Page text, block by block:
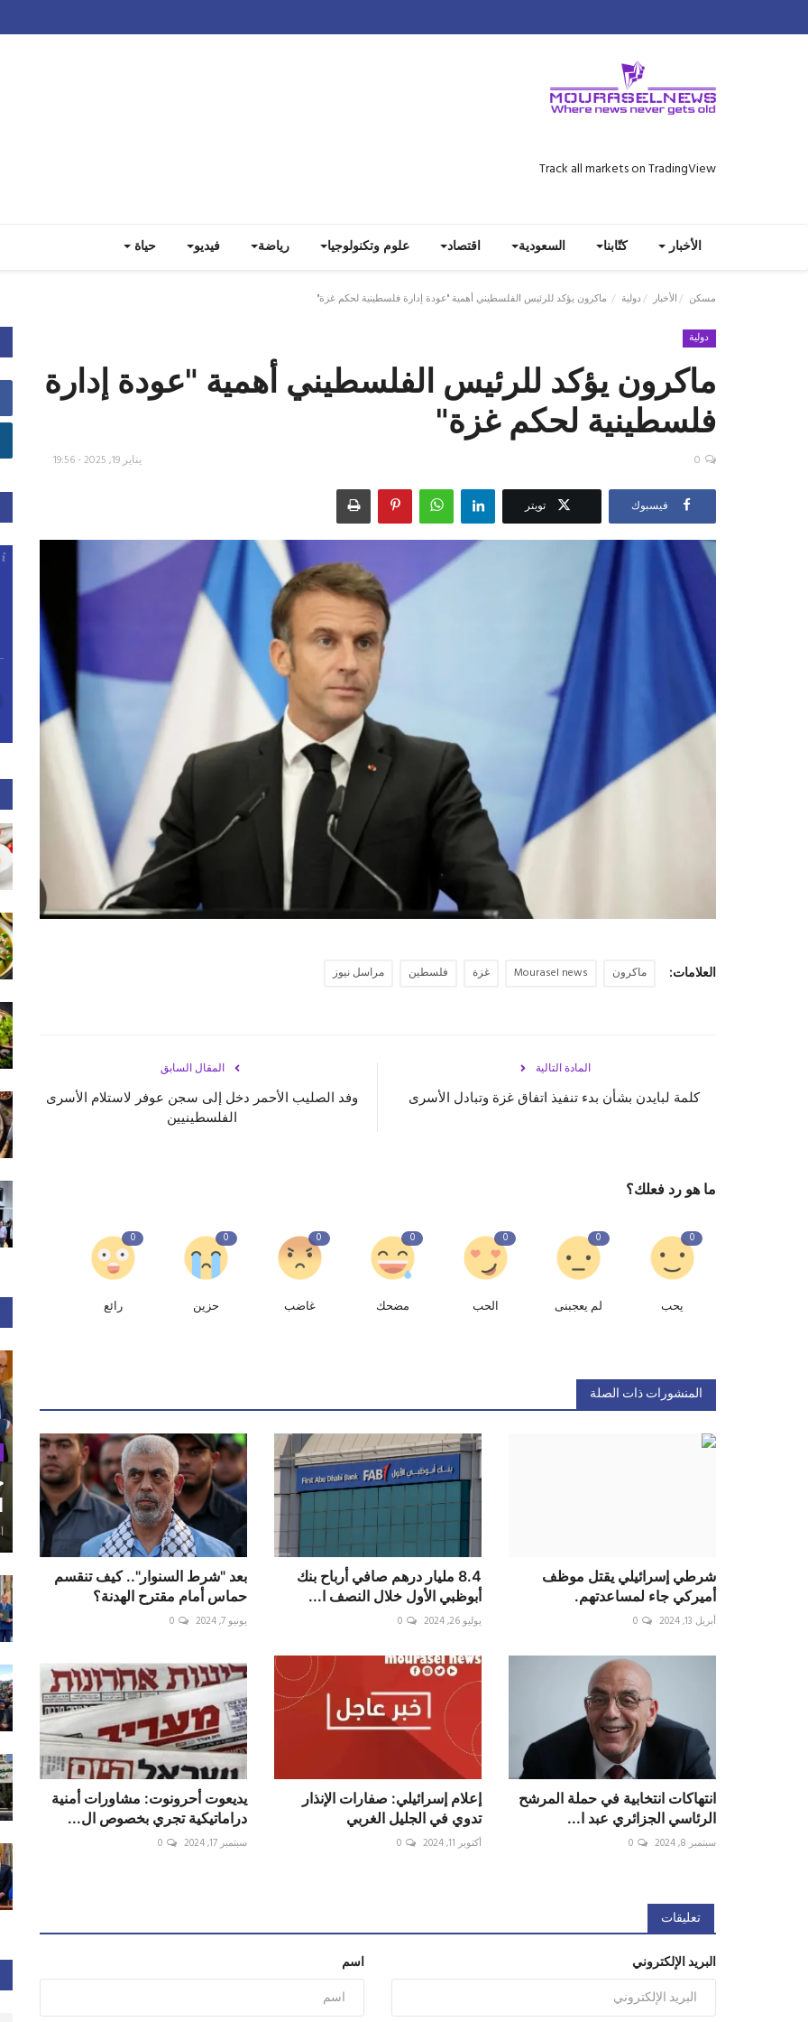
Track all markets on TradingView
الأخبار كتّابنا السعودية اقتصاد علوم وتكنولوجيا رياضة فيديو حياة
مسكن الأخبار دولية ماكرون يؤكد للرئيس الفلسطيني أهمية "عودة إدارة فلسطينية لحكم غزة"
دولية
ماكرون يؤكد للرئيس الفلسطيني أهمية "عودة إدارة
فلسطينية لحكم غزة"
يناير 19, 2025 - 19:56 0
فيسبوك تويتر
العلامات: ماكرون Mourasel news غزة فلسطين مراسل نيوز
المقال السابق
وفد الصليب الأحمر دخل إلى سجن عوفر لاستلام الأسرى
الفلسطينيين
المادة التالية
كلمة لبايدن بشأن بدء تنفيذ اتفاق غزة وتبادل الأسرى
ما هو رد فعلك؟
0
يحب
0
لم يعجبنى
0
الحب
0
مضحك
0
غاضب
0
حزين
0
رائع
المنشورات ذات الصلة
شرطي إسرائيلي يقتل موظف
أميركي جاء لمساعدتهم.
أبريل 13, 2024 0
8.4 مليار درهم صافي أرباح بنك
أبوظبي الأول خلال النصف ا...
يوليو 26, 2024 0
بعد "شرط السنوار".. كيف تنقسم
حماس أمام مقترح الهدنة؟
يونيو 7, 2024 0
انتهاكات انتخابية في حملة المرشح
الرئاسي الجزائري عبد ا...
سبتمبر 8, 2024 0
إعلام إسرائيلي: صفارات الإنذار
تدوي في الجليل الغربي
أكتوبر 11, 2024 0
‏يديعوت أحرونوت: مشاورات أمنية
دراماتيكية تجري بخصوص ال...
سبتمبر 17, 2024 0
تعليقات
اسم البريد الإلكتروني